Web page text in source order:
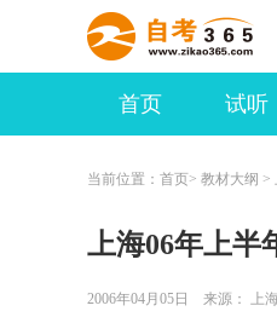
首页 试听
当前位置： 首页> 教材大纲 >
上海06年上半
2006年04月05日 来源： 上